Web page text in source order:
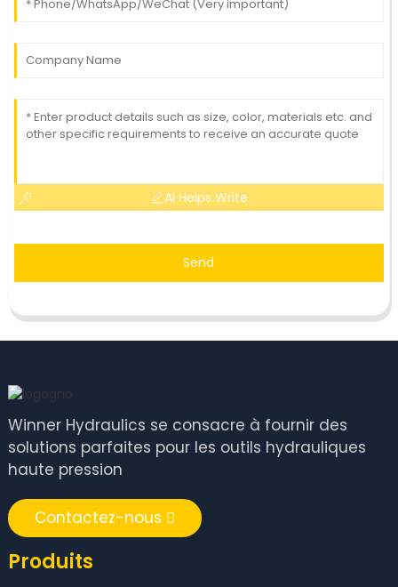
AI Helps Write
Send
Winner Hydraulics se consacre à fournir des
solutions parfaites pour les outils hydrauliques
haute pression
Contactez-nous
Produits